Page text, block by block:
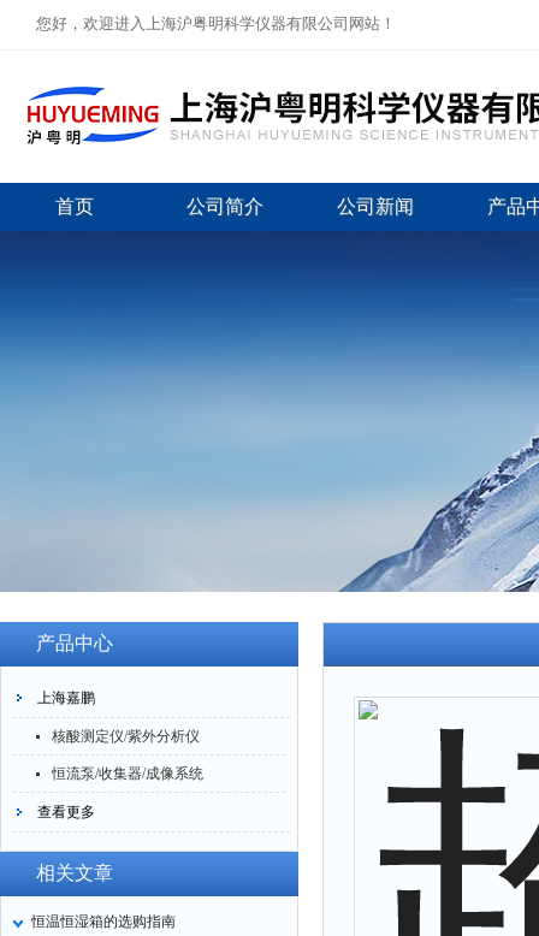
您好，欢迎进入上海沪粤明科学仪器有限公司网站！
首页 公司简介 公司新闻 产品
产品中心
上海嘉鹏
核酸测定仪/紫外分析仪
恒流泵/收集器/成像系统
查看更多
相关文章
恒温恒湿箱的选购指南